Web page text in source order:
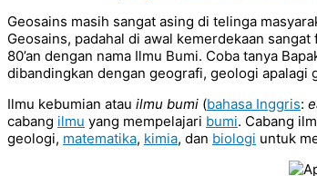
Geosains masih sangat asing di telinga
Geosains, padahal di awal kemerdekaan
80’an dengan nama Ilmu Bumi. Coba tanya
dibandingkan dengan geografi, geologi apalagi
Ilmu kebumian atau ilmu bumi (bahasa Inggris:
cabang ilmu yang mempelajari bumi. Cabang
geologi, matematika, kimia, dan biologi untuk